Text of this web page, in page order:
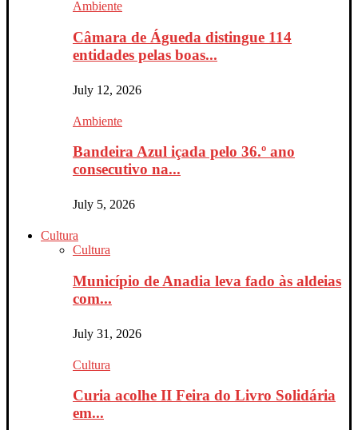
Ambiente
Câmara de Águeda distingue 114
entidades pelas boas...
July 12, 2026
Ambiente
Bandeira Azul içada pelo 36.º ano
consecutivo na...
July 5, 2026
Cultura
Cultura
Município de Anadia leva fado às aldeias
com...
July 31, 2026
Cultura
Curia acolhe II Feira do Livro Solidária
em...